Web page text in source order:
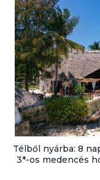
Télből nyárba: 8
3*-os medencés